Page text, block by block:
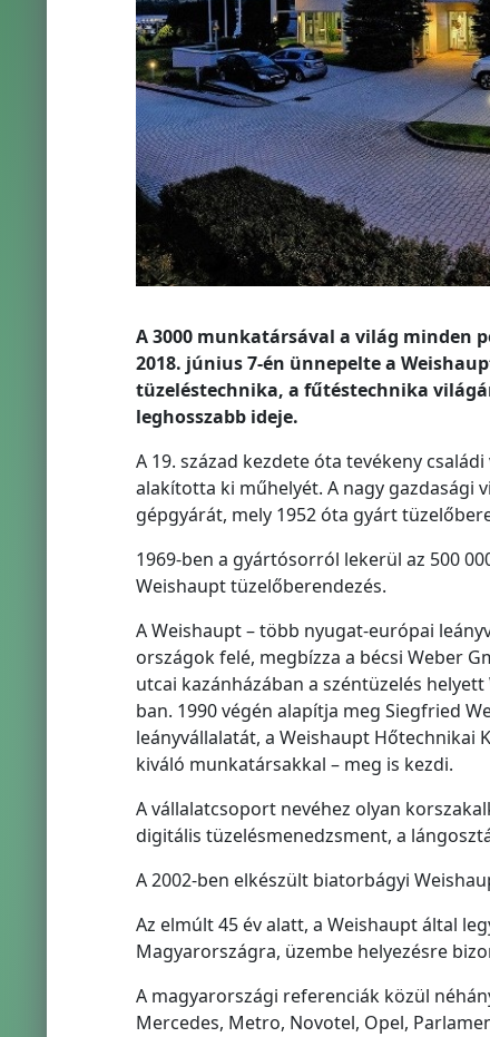
A 3000 munkatársával a világ minden
2018. június 7-én ünnepelte a
tüzeléstechnika, a fűtéstechnika
leghosszabb ideje.
A 19. század kezdete óta tevékeny
alakította ki műhelyét. A nagy gazdasági
gépgyárát, mely 1952 óta gyárt
1969-ben a gyártósorról lekerül az 500
Weishaupt tüzelőberendezés.
A Weishaupt – több nyugat-európai
országok felé, megbízza a bécsi Weber
utcai kazánházában a széntüzelés
ban. 1990 végén alapítja meg Siegfried
leányvállalatát, a Weishaupt Hőtechnikai
kiváló munkatársakkal – meg is kezdi.
A vállalatcsoport nevéhez olyan
digitális tüzelésmenedzsment, a
A 2002-ben elkészült biatorbágyi
Az elmúlt 45 év alatt, a Weishaupt által
Magyarországra, üzembe helyezésre
A magyarországi referenciák közül
Mercedes, Metro, Novotel, Opel,